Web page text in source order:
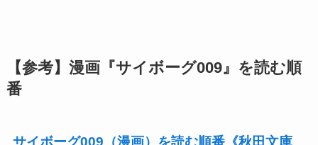
【参考】漫画『サイボーグ009』を読む順
番
サイボーグ009（漫画）を読む順番《秋田文庫